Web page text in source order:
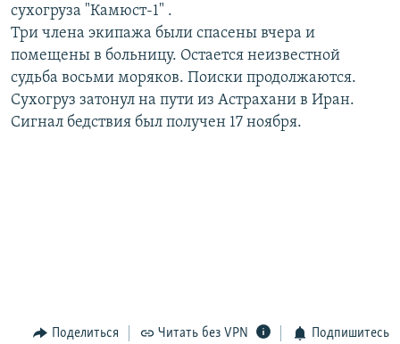
РАСПИСАНИЕ ВЕЩАНИЯ
ПОДПИШИТЕСЬ НА РАССЫЛКУ
СОЦИАЛЬНЫЕ СЕТИ
сухогруза "Камюст-1" .
Три члена экипажа были спасены вчера и
помещены в больницу. Остается неизвестной
судьба восьми моряков. Поиски продолжаются.
Сухогруз затонул на пути из Астрахани в Иран.
Сигнал бедствия был получен 17 ноября.
Поделиться Читать без VPN Подпишитесь